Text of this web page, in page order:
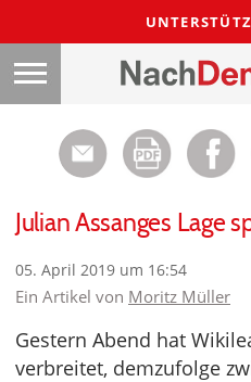
Julian Assanges Lage
05. April 2019 um 16:54
Ein Artikel von Moritz Müller
Gestern Abend hat
verbreitet, demzufolge